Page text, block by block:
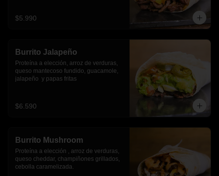
$5.990
Burrito Jalapeño
Proteína a elección, arroz de verduras,
queso mantecoso fundido, guacamole,
jalapeño  y papas fritas
$6.590
Burrito Mushroom
Proteína a elección , arroz de verduras,
queso cheddar, champiñones grillados,
cebolla caramelizada.